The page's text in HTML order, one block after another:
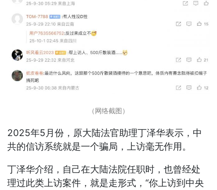
（网络截图）
2025年5月份，原大陆法官助理丁泽华表示，中
共的信访系统就是一个骗局，上访毫无作用。
丁泽华介绍，自己在大陆法院任职时，也曾经处
理过此类上访案件，就是走形式，“你上访到中央